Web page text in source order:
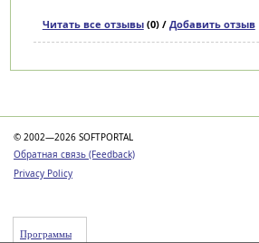
Читать все отзывы(0) / Добавить отзыв
© 2002—2026 SOFTPORTAL
Обратная связь (Feedback)
Privacy Policy
Программы